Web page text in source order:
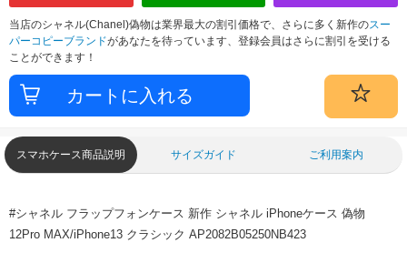
当店のシャネル(Chanel)偽物は業界最大の割引価格で、さらに多く新作のスー
パーコピーブランドがあなたを待っています、登録会員はさらに割引を受ける
ことができます！
スマホケース商品説明 サイズガイド ご利用案内
#シャネル フラップフォンケース 新作 シャネル iPhoneケース 偽物
12Pro MAX/iPhone13 クラシック AP2082B05250NB423